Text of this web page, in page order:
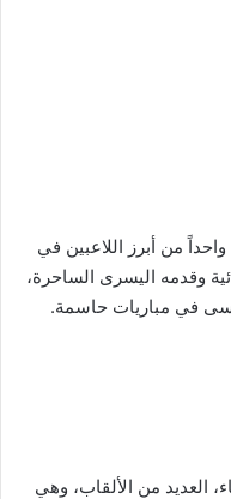
البالغ من العمر 39 عامًا، واحداً من أبرز اللاعبين في
وقدمه اليسرى الساحرة،
في مباريات حاسمة.
العديد من الألقاب، وهي